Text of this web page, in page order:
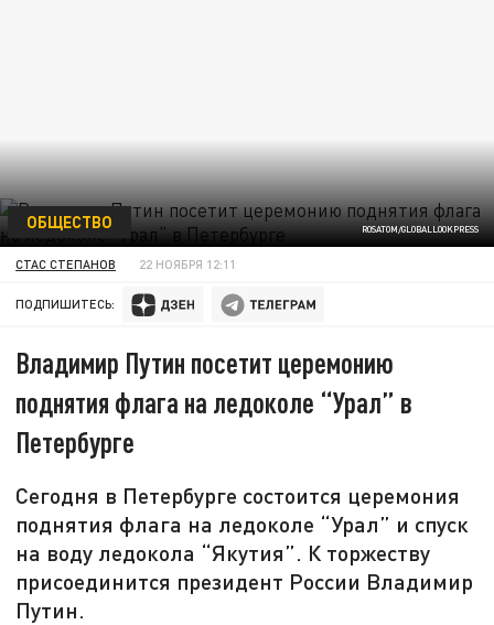
ROSATOM/GLOBALLOOKPRESS
ОБЩЕСТВО
СТАС СТЕПАНОВ 22 НОЯБРЯ 12:11
ПОДПИШИТЕСЬ:
Владимир Путин посетит церемонию
поднятия флага на ледоколе “Урал” в
Петербурге
Сегодня в Петербурге состоится церемония
поднятия флага на ледоколе “Урал” и спуск
на воду ледокола “Якутия”. К торжеству
присоединится президент России Владимир
Путин.